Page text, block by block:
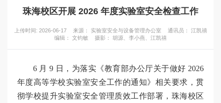
珠海校区开展 2026 年度实验室安全检查工作
上传时间: 2026-06-17 来源： 实验室安全与设备管理办公室
通讯员： 江凯禧
编辑： 文钧敏
摄影： 胡源、李小燕、江凯禧
6 月 9 日，为落实《教育部办公厅关于做好 2026
年度高等学校实验室安全工作的通知》相关要求，贯
彻学校提升实验室安全管理质效工作部署，珠海校区